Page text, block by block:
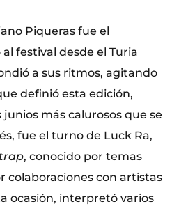
Piqueras fue el
festival desde el Turia
a sus ritmos, agitando
definió esta edición,
más calurosos que se
fue el turno de Luck Ra,
trap, conocido por temas
colaboraciones con artistas
ocasión, interpretó varios